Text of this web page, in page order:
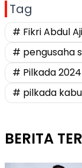
Tag
# Fikri Abdul
# pengusaha
# Pilkada 2024
# pilkada
BERITA